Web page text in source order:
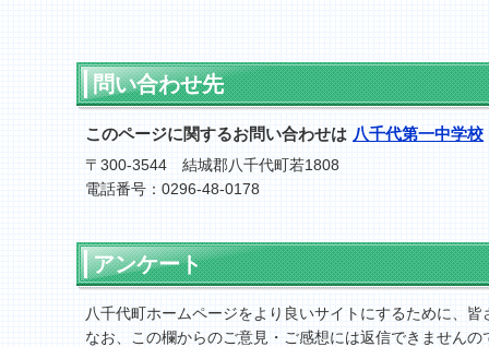
問い合わせ先
このページに関するお問い合わせは 八千代第一中学校
〒300-3544 結城郡八千代町若1808
電話番号：0296-48-0178
アンケート
八千代町ホームページをより良いサイトにするために、
なお、この欄からのご意見・ご感想には返信できませんの